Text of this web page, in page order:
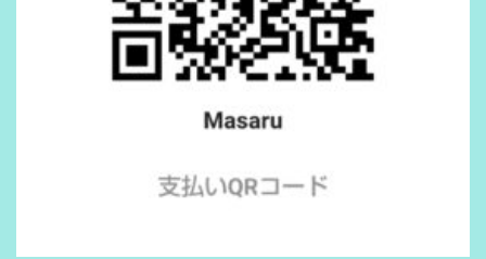
ー
ル